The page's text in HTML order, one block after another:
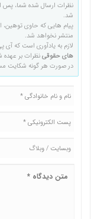
نظرات ارسال شده شما، پس
شد.
پیام هایی که حاوی توهین،
منتشر نخواهد شد.
لازم به یادآوری است که
های حقوقینظرات بر عهده
در صورت هر گونه شکایت